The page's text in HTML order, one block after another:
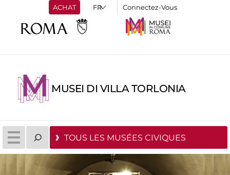
ACHAT Connectez-Vous
MUSEI DI VILLA TORLONIA
TOUS LES MUSÉES CIVIQUES